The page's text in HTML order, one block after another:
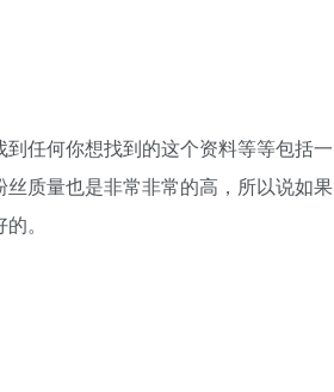
任何你想找到的这个资料等等包括一
质量也是非常非常的高，所以说如果
。